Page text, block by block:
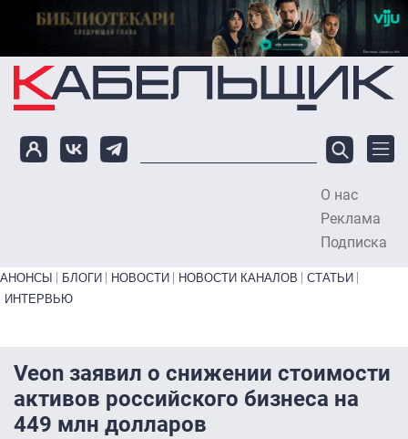
Перейти к основному содержанию
О нас
Реклама
Подписка
Primary links bottom
АНОНСЫ БЛОГИ НОВОСТИ НОВОСТИ КАНАЛОВ
СТАТЬИ
ИНТЕРВЬЮ
Veon заявил о снижении стоимости
активов российского бизнеса на
449 млн долларов